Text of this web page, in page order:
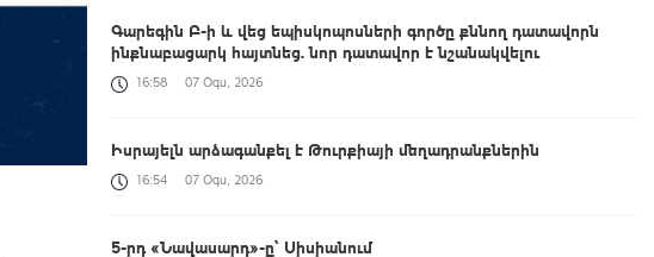
Գարեգին Բ-ի և վեց եպիսկոպոսների գործը քննող դատավորն
ինքնաբացարկ հայտնեց. նոր դատավոր է նշանակվելու
16:58 07 Օգս, 2026
Իսրայելն արձագանքել է Թուրքիայի մեղադրանքներին
16:54 07 Օգս, 2026
5-րդ «Նավասարդ»-ը՝ Սիսիանում